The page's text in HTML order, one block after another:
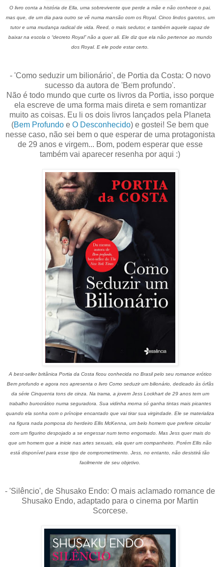
O livro conta a história de Ella, uma sobrevivente que perde a mãe e não conhece o pai,
mas que, de um dia para outro se vê numa mansão com os Royal. Cinco lindos garotos, um
tutor e uma mudança radical de vida. Reed, o mais sedutor, e também aquele capaz de
baixar na escola o “decreto Royal” não a quer ali. Ele diz que ela não pertence ao mundo
dos Royal. E ele pode estar certo.
- 'Como seduzir um bilionário', de Portia da Costa: O novo
sucesso da autora de 'Bem profundo'.
Não é todo mundo que curte os livros da Portia, isso porque
ela escreve de uma forma mais direta e sem romantizar
muito as coisas. Eu li os dois livros lançados pela Planeta
(Bem Profundo e O Desconhecido) e gostei! Se bem que
nesse caso, não sei bem o que esperar de uma protagonista
de 29 anos e virgem... Bom, podem esperar que esse
também vai aparecer resenha por aqui :)
A best-seller britânica Portia da Costa ficou conhecida no Brasil pelo seu romance erótico
Bem profundo e agora nos apresenta o livro Como seduzir um bilionário, dedicado às órfãs
da série Cinquenta tons de cinza. Na trama, a jovem Jess Lockhart de 29 anos tem um
trabalho burocrático numa seguradora. Sua vidinha morna só ganha tintas mais picantes
quando ela sonha com o príncipe encantado que vai tirar sua virgindade. Ele se materializa
na figura nada pomposa do herdeiro Ellis McKenna, um belo homem que prefere circular
com um figurino despojado a se engessar num terno engomado. Mas Jess quer mais do
que um homem que a inicie nas artes sexuais, ela quer um companheiro. Porém Ellis não
está disponível para esse tipo de comprometimento. Jess, no entanto, não desistirá tão
facilmente de seu objetivo.
- 'Silêncio', de Shusako Endo: O mais aclamado romance de
Shusako Endo, adaptado para o cinema por Martin
Scorcese.